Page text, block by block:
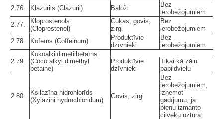
2.76.
Klazurils (Clazuril) Baloži
Bez
ierobežojumiem
2.77.
Kloprostenols
(Cloprostenol)
Cūkas, govis,
zirgi
Bez
ierobežojumiem
2.78.
Kofeīns (Coffeinum)
Produktīvie
dzīvnieki
Bez
ierobežojumiem
2.79.
Kokoalkildimetilbetaīns
(Coco alkyl dimethyl
betaine)
Produktīvie
dzīvnieki
Tikai kā zāļu
papildvielu
2.80.
Ksilazīna hidrohlorīds
(Xylazini hydrochloridum)
Govis, zirgi
Bez
ierobežojumiem,
izņemot
gadījumu, ja
pienu izmanto
cilvēku uzturā